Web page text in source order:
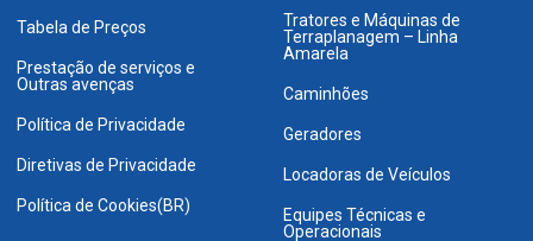
Tabela de Preços
Prestação de serviços e
Outras avenças
Política de Privacidade
Diretivas de Privacidade
Política de Cookies(BR)
Tratores e Máquinas de
Terraplanagem – Linha
Amarela
Caminhões
Geradores
Locadoras de Veículos
Equipes Técnicas e
Operacionais